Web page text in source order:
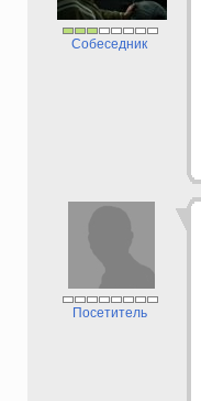
Собеседник
Посетитель